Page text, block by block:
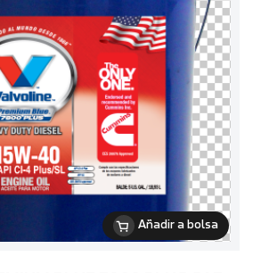
Añadir a bolsa